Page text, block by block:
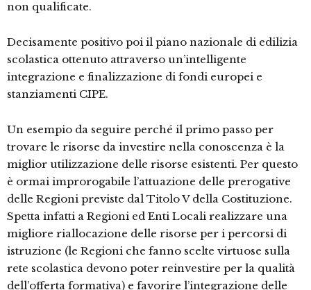
non qualificate.
Decisamente positivo poi il piano nazionale di edilizia
scolastica ottenuto attraverso un’intelligente
integrazione e finalizzazione di fondi europei e
stanziamenti CIPE.
Un esempio da seguire perché il primo passo per
trovare le risorse da investire nella conoscenza è la
miglior utilizzazione delle risorse esistenti. Per questo
è ormai improrogabile l’attuazione delle prerogative
delle Regioni previste dal Titolo V della Costituzione.
Spetta infatti a Regioni ed Enti Locali realizzare una
migliore riallocazione delle risorse per i percorsi di
istruzione (le Regioni che fanno scelte virtuose sulla
rete scolastica devono poter reinvestire per la qualità
dell’offerta formativa) e favorire l’integrazione delle